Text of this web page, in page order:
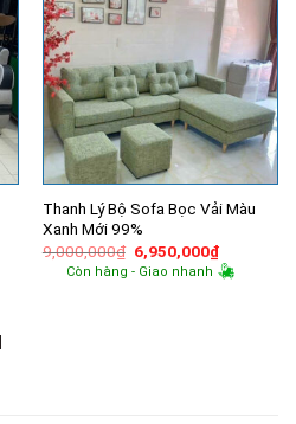
Thanh Lý Bộ Sofa Bọc Vải Màu
Xanh Mới 99%
9,000,000₫ Giá
gốc
là:
6,950,000₫Giá
hiện
tại
Còn hàng - Giao nhanh